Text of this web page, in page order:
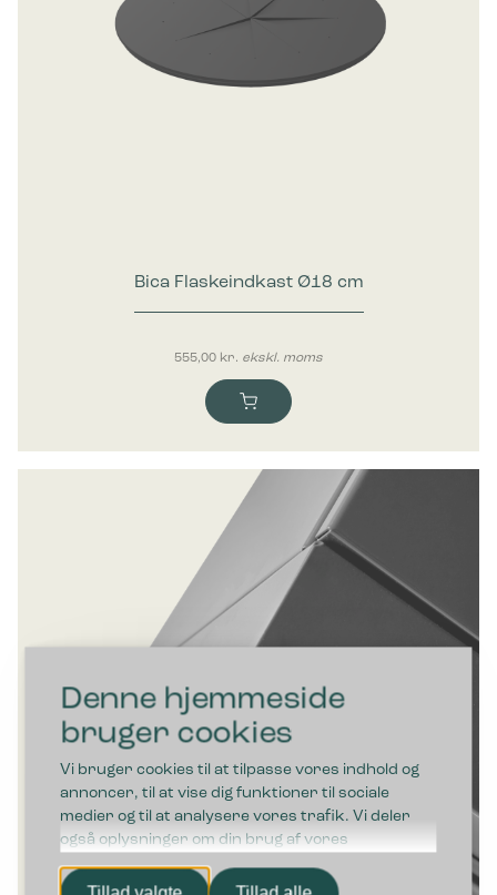
Denne hjemmeside
bruger cookies
Vi bruger cookies til at tilpasse vores indhold og
annoncer, til at vise dig funktioner til sociale
medier og til at analysere vores trafik. Vi deler
også oplysninger om din brug af vores
hjemmeside med vores partnere inden for sociale
medier, annonceringspartnere og
Bica Flaskeindkast Ø18 cm
555,00 kr. ekskl. moms